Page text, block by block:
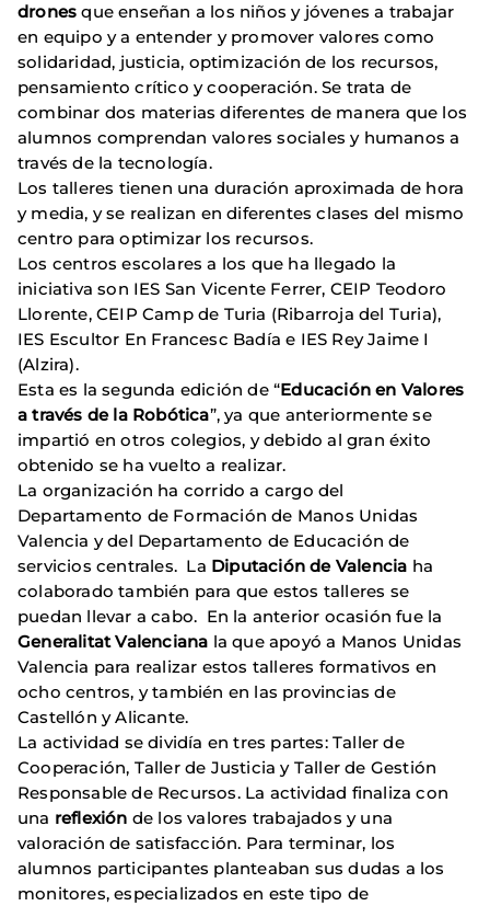
drones que enseñan a los niños y jóvenes a trabajar
en equipo y a entender y promover valores como
solidaridad, justicia, optimización de los recursos,
pensamiento crítico y cooperación. Se trata de
combinar dos materias diferentes de manera que los
alumnos comprendan valores sociales y humanos a
través de la tecnología.
Los talleres tienen una duración aproximada de hora
y media, y se realizan en diferentes clases del mismo
centro para optimizar los recursos.
Los centros escolares a los que ha llegado la
iniciativa son IES San Vicente Ferrer, CEIP Teodoro
Llorente, CEIP Camp de Turia (Ribarroja del Turia),
IES Escultor En Francesc Badía e IES Rey Jaime I
(Alzira).
Esta es la segunda edición de “Educación en Valores
a través de la Robótica”, ya que anteriormente se
impartió en otros colegios, y debido al gran éxito
obtenido se ha vuelto a realizar.
La organización ha corrido a cargo del
Departamento de Formación de Manos Unidas
Valencia y del Departamento de Educación de
servicios centrales. La Diputación de Valencia ha
colaborado también para que estos talleres se
puedan llevar a cabo. En la anterior ocasión fue la
Generalitat Valenciana la que apoyó a Manos Unidas
Valencia para realizar estos talleres formativos en
ocho centros, y también en las provincias de
Castellón y Alicante.
La actividad se dividía en tres partes: Taller de
Cooperación, Taller de Justicia y Taller de Gestión
Responsable de Recursos. La actividad finaliza con
una reflexión de los valores trabajados y una
valoración de satisfacción. Para terminar, los
alumnos participantes planteaban sus dudas a los
monitores, especializados en este tipo de